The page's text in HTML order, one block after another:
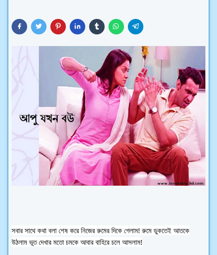
সবার সাথে কথা বলা শেষ করে নিজের রুমের দিকে গেলাম! রুমে ডুকতেই আতকে
উঠলাম ভূত দেখার মতো চমকে আবার বাহিরে চলে আসলাম!